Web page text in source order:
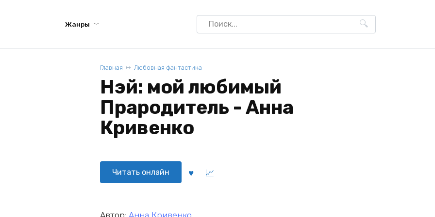
Жанры
Search
for:
Главная Любовная фантастика
Нэй: мой любимый
Прародитель - Анна
Кривенко
Читать онлайн
Автор: Анна Кривенко